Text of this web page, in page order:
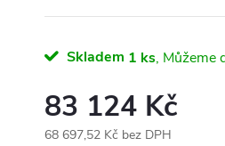
Skladem 1 ks
83 124 Kč
68 697,52 Kč bez DPH